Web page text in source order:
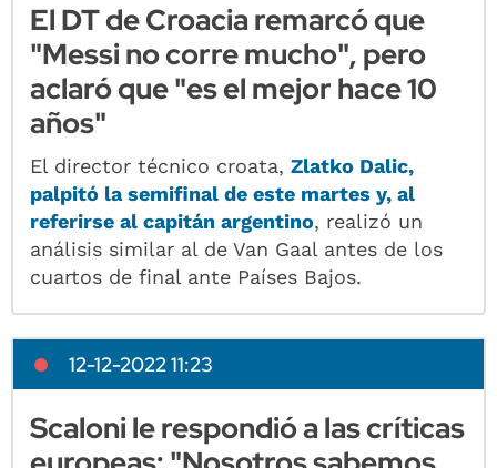
El DT de Croacia remarcó que
"Messi no corre mucho", pero
aclaró que "es el mejor hace 10
años"
El director técnico croata,Zlatko Dalic,
palpitó la semifinal de este martes y, al
referirse al capitán argentino, realizó un
análisis similar al de Van Gaal antes de los
cuartos de final ante Países Bajos.
12-12-2022 11:23
Scaloni le respondió a las críticas